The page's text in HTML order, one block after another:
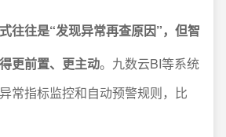
往往是“发现异常再查原因”，但智
更前置、更主动。九数云BI等系统
常指标监控和自动预警规则，比